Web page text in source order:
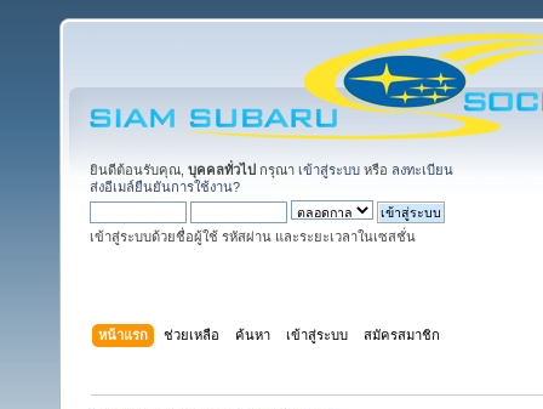
ยินดีต้อนรับคุณ, บุคคลทั่วไป กรุณา เข้าสู่ระบบ หรือ ลงทะเบียน
ส่งอีเมล์ยืนยันการใช้งาน?
เข้าสู่ระบบด้วยชื่อผู้ใช้ รหัสผ่าน และระยะเวลาในเซสชั่น
หน้าแรก ช่วยเหลือ ค้นหา เข้าสู่ระบบ สมัครสมาชิก